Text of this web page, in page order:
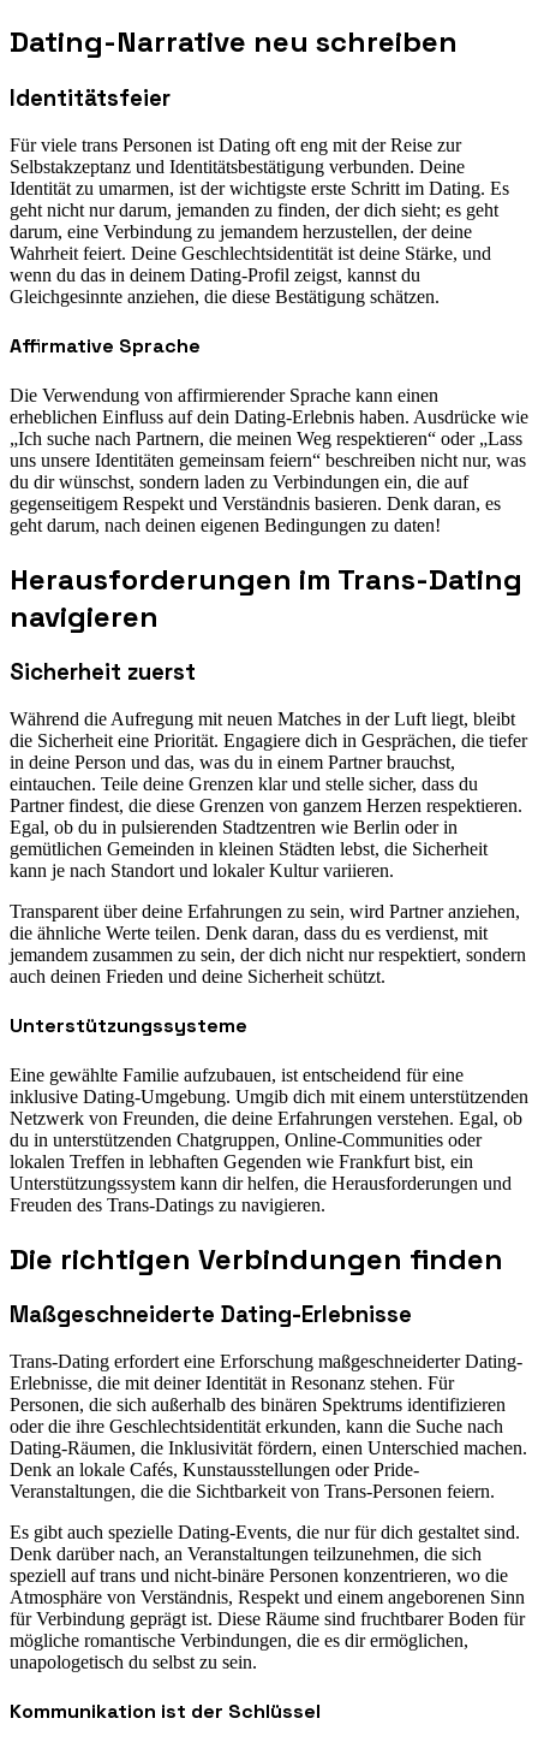
Dating-Narrative neu schreiben
Identitätsfeier
Für viele trans Personen ist Dating oft eng mit der Reise zur
Selbstakzeptanz und Identitätsbestätigung verbunden. Deine
Identität zu umarmen, ist der wichtigste erste Schritt im Dating. Es
geht nicht nur darum, jemanden zu finden, der dich sieht; es geht
darum, eine Verbindung zu jemandem herzustellen, der deine
Wahrheit feiert. Deine Geschlechtsidentität ist deine Stärke, und
wenn du das in deinem Dating-Profil zeigst, kannst du
Gleichgesinnte anziehen, die diese Bestätigung schätzen.
Affirmative Sprache
Die Verwendung von affirmierender Sprache kann einen
erheblichen Einfluss auf dein Dating-Erlebnis haben. Ausdrücke wie
„Ich suche nach Partnern, die meinen Weg respektieren“ oder „Lass
uns unsere Identitäten gemeinsam feiern“ beschreiben nicht nur, was
du dir wünschst, sondern laden zu Verbindungen ein, die auf
gegenseitigem Respekt und Verständnis basieren. Denk daran, es
geht darum, nach deinen eigenen Bedingungen zu daten!
Herausforderungen im Trans-Dating
navigieren
Sicherheit zuerst
Während die Aufregung mit neuen Matches in der Luft liegt, bleibt
die Sicherheit eine Priorität. Engagiere dich in Gesprächen, die tiefer
in deine Person und das, was du in einem Partner brauchst,
eintauchen. Teile deine Grenzen klar und stelle sicher, dass du
Partner findest, die diese Grenzen von ganzem Herzen respektieren.
Egal, ob du in pulsierenden Stadtzentren wie Berlin oder in
gemütlichen Gemeinden in kleinen Städten lebst, die Sicherheit
kann je nach Standort und lokaler Kultur variieren.
Transparent über deine Erfahrungen zu sein, wird Partner anziehen,
die ähnliche Werte teilen. Denk daran, dass du es verdienst, mit
jemandem zusammen zu sein, der dich nicht nur respektiert, sondern
auch deinen Frieden und deine Sicherheit schützt.
Unterstützungssysteme
Eine gewählte Familie aufzubauen, ist entscheidend für eine
inklusive Dating-Umgebung. Umgib dich mit einem unterstützenden
Netzwerk von Freunden, die deine Erfahrungen verstehen. Egal, ob
du in unterstützenden Chatgruppen, Online-Communities oder
lokalen Treffen in lebhaften Gegenden wie Frankfurt bist, ein
Unterstützungssystem kann dir helfen, die Herausforderungen und
Freuden des Trans-Datings zu navigieren.
Die richtigen Verbindungen finden
Maßgeschneiderte Dating-Erlebnisse
Trans-Dating erfordert eine Erforschung maßgeschneiderter Dating-
Erlebnisse, die mit deiner Identität in Resonanz stehen. Für
Personen, die sich außerhalb des binären Spektrums identifizieren
oder die ihre Geschlechtsidentität erkunden, kann die Suche nach
Dating-Räumen, die Inklusivität fördern, einen Unterschied machen.
Denk an lokale Cafés, Kunstausstellungen oder Pride-
Veranstaltungen, die die Sichtbarkeit von Trans-Personen feiern.
Es gibt auch spezielle Dating-Events, die nur für dich gestaltet sind.
Denk darüber nach, an Veranstaltungen teilzunehmen, die sich
speziell auf trans und nicht-binäre Personen konzentrieren, wo die
Atmosphäre von Verständnis, Respekt und einem angeborenen Sinn
für Verbindung geprägt ist. Diese Räume sind fruchtbarer Boden für
mögliche romantische Verbindungen, die es dir ermöglichen,
unapologetisch du selbst zu sein.
Kommunikation ist der Schlüssel